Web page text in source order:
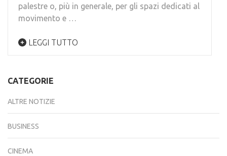
palestre o, più in generale, per gli spazi dedicati al
movimento e …
LEGGI TUTTO
CATEGORIE
ALTRE NOTIZIE
BUSINESS
CINEMA